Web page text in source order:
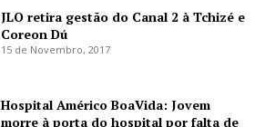
JLO retira gestão do Canal 2 à Tchizé e
Coreon Dú
15 de Novembro, 2017
Hospital Américo BoaVida: Jovem
morre à porta do hospital por falta de